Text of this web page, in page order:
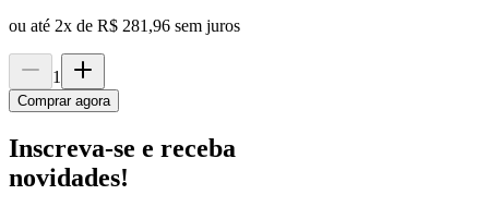
ou até 2x de R$ 281,96 sem juros
1
Comprar agora
Inscreva-se e receba
novidades!